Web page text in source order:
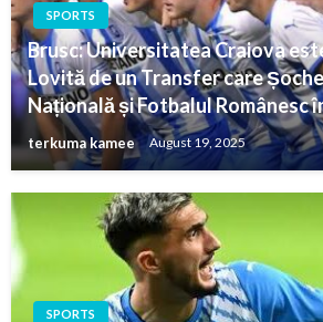
SPORTS
Brusc: Universitatea Craiova
Lovită de un Transfer care
Națională și Fotbalul Românesc
terkuma kamee August 19, 2025
SPORTS